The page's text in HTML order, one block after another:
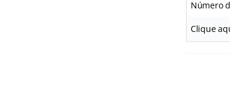
Número
Clique